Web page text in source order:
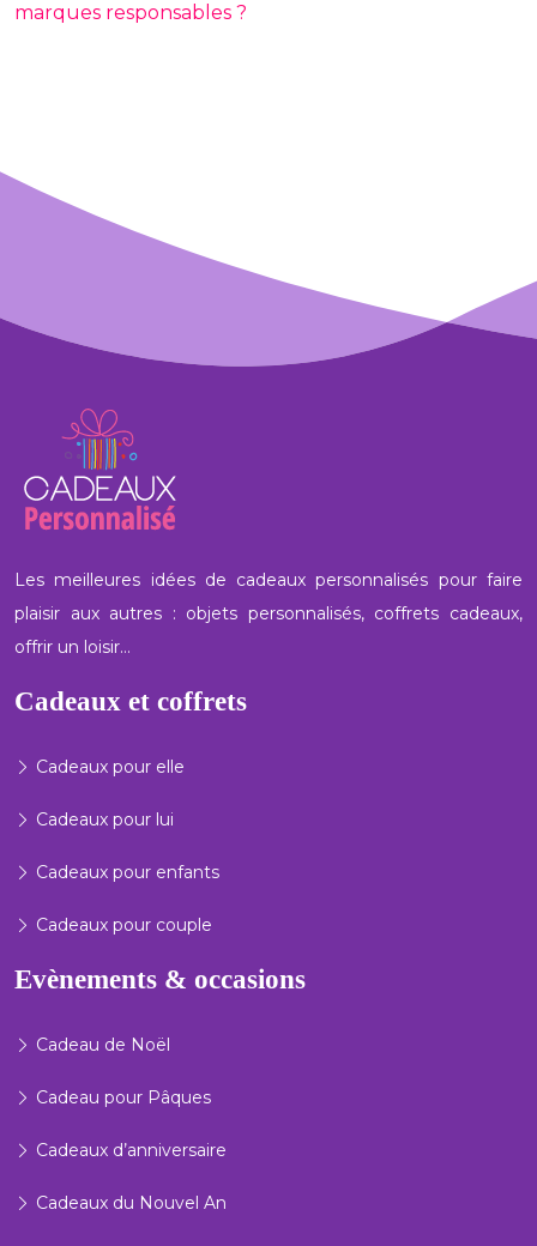
marques responsables ?
Les meilleures idées de cadeaux personnalisés pour faire
plaisir aux autres : objets personnalisés, coffrets cadeaux,
offrir un loisir…
Cadeaux et coffrets
Cadeaux pour elle
Cadeaux pour lui
Cadeaux pour enfants
Cadeaux pour couple
Evènements & occasions
Cadeau de Noël
Cadeau pour Pâques
Cadeaux d’anniversaire
Cadeaux du Nouvel An